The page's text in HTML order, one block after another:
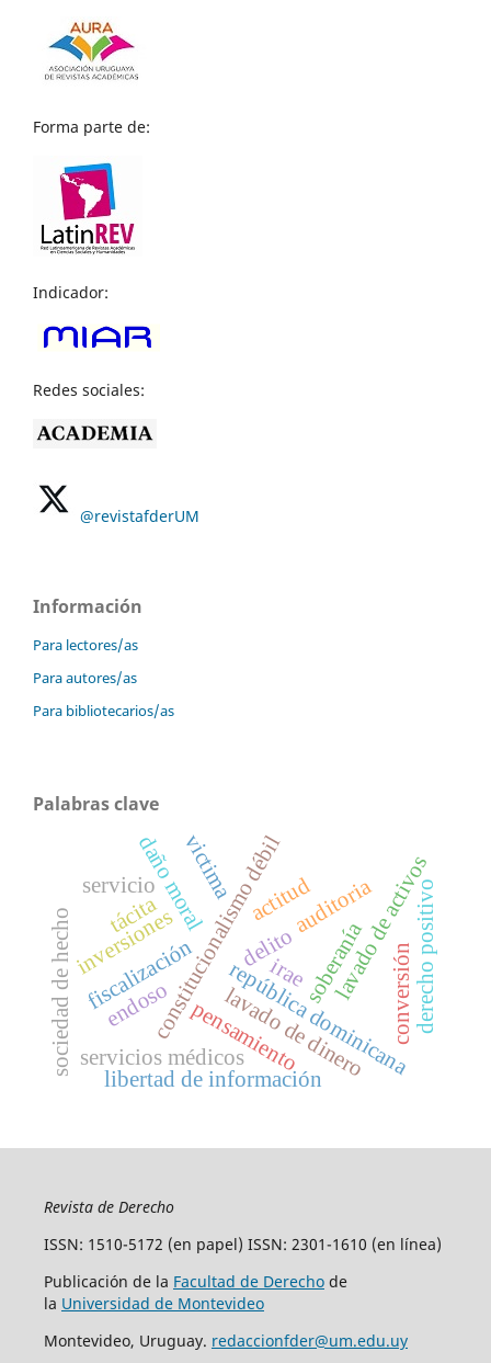
Forma parte de:
Indicador:
Redes sociales:
@revistafderUM
Información
Para lectores/as
Para autores/as
Para bibliotecarios/as
Palabras clave
constitucionalismo débilrepública dominicana
fiscalización
auditoria
soberanía
pensamiento
actitud
libertad de información
lavado de activos
lavado de dinero
delito
daño moral
servicios médicos
derecho positivo
inversiones
sociedad de hecho irae conversión
tácita
servicio
endoso
victima
Revista de Derecho
ISSN: 1510-5172 (en papel) ISSN: 2301-1610 (en línea)
Publicación de la Facultad de Derechode
la Universidad de Montevideo
Montevideo, Uruguay. redaccionfder@um.edu.uy